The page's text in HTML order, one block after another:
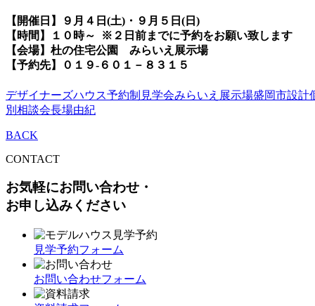
【開催日】９月４日(土)・９月５日(日)
【時間】１０時～ ※２日前までに予約をお願い致します
【会場】杜の住宅公園 みらいえ展示場
【予約先】０１９-６０１－８３１５
デザイナーズハウス予約制見学会みらいえ展示場盛岡市設計
別相談会長場由紀
BACK
CONTACT
お気軽にお問い合わせ・
お申し込みください
見学予約フォーム
お問い合わせフォーム